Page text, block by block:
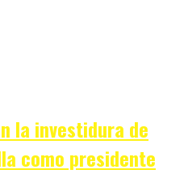
la investidura de
como presidente